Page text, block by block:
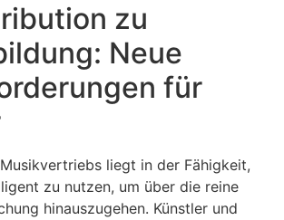
zu
Neue
für
liegt in der Fähigkeit,
zu nutzen, um über die reine
hinauszugehen. Künstler und